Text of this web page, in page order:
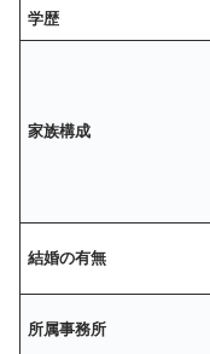
学歴
家族構成
結婚の有無
所属事務所